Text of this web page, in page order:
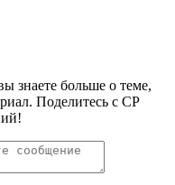
знаете больше о теме,
Поделитесь с СР